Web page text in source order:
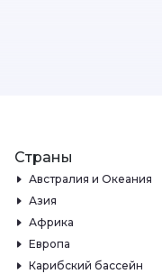
Страны
Австралия и Океания
Азия
Африка
Европа
Карибский бассейн